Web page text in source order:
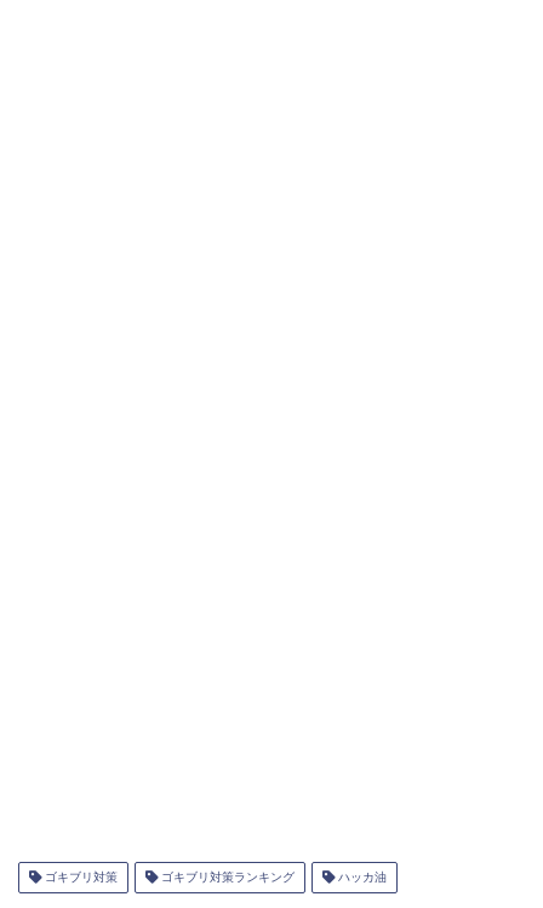
ゴキブリ対策 ゴキブリ対策ランキング ハッカ油